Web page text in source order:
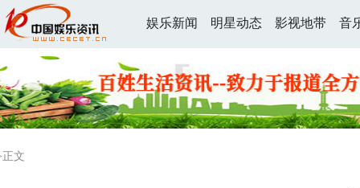
娱乐新闻 明星动态 影视地带 音
文